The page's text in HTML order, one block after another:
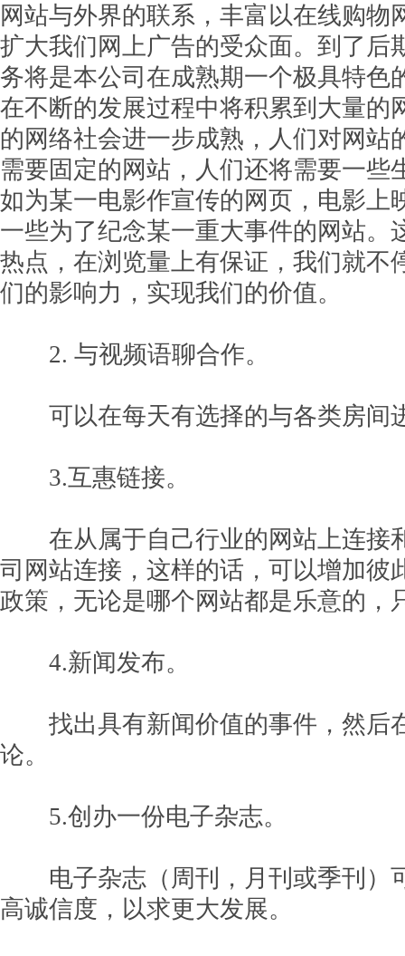
网站与外界的联系，丰富以在线购物
扩大我们网上广告的受众面。到了后
务将是本公司在成熟期一个极具特色
在不断的发展过程中将积累到大量的
的网络社会进一步成熟，人们对网站
需要固定的网站，人们还将需要一些
如为某一电影作宣传的网页，电影上
一些为了纪念某一重大事件的网站。
热点，在浏览量上有保证，我们就不
们的影响力，实现我们的价值。
2. 与视频语聊合作。
可以在每天有选择的与各类房间
3.互惠链接。
在从属于自己行业的网站上连接
司网站连接，这样的话，可以增加彼
政策，无论是哪个网站都是乐意的，
4.新闻发布。
找出具有新闻价值的事件，然后
论。
5.创办一份电子杂志。
电子杂志（周刊，月刊或季刊）
高诚信度，以求更大发展。